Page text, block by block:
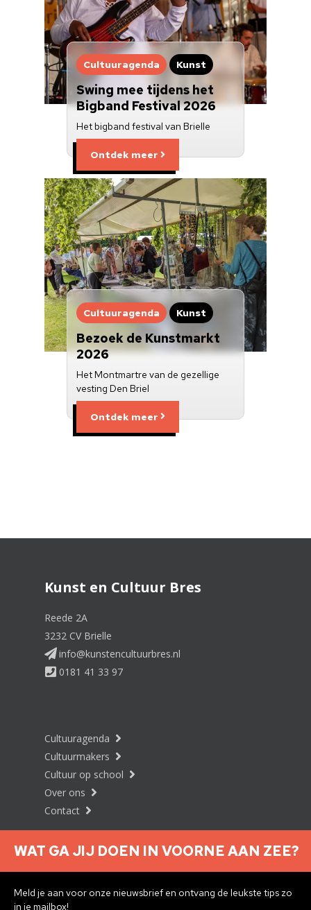
Cultuuragenda Kunst
Swing mee tijdens het
Bigband Festival 2026
Het bigband festival van Brielle
Ontdek meer
Cultuuragenda Kunst
Bezoek de Kunstmarkt
2026
Het Montmartre van de gezellige
vesting Den Briel
Ontdek meer
Kunst en Cultuur Bres
Reede 2A
3232 CV Brielle
info@kunstencultuurbres.nl
0181 41 33 97
Cultuuragenda
Cultuurmakers
Cultuur op school
Over ons
Contact
Nieuwsbrief aanmelden
WAT GA JIJ DOEN IN VOORNE AAN ZEE?
Meld je aan voor onze nieuwsbrief en ontvang de leukste tips zo
in je mailbox!